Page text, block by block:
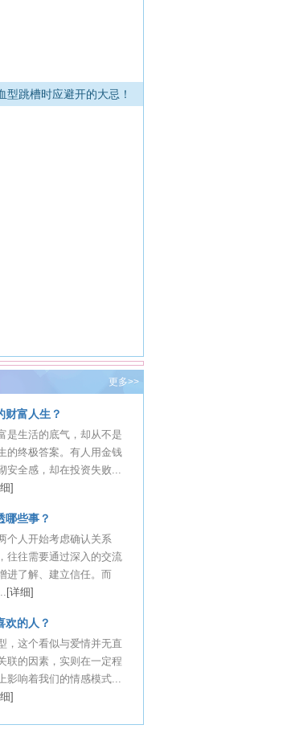
型跳槽时应避开的大忌！
更多>>
财富人生？
是生活的底气，却从不是
的终极答案。有人用金钱
安全感，却在投资失败...
]
哪些事？
个人开始考虑确认关系
往往需要通过深入的交流
进了解、建立信任。而
[详细]
欢的人？
，这个看似与爱情并无直
联的因素，实则在一定程
影响着我们的情感模式...
]